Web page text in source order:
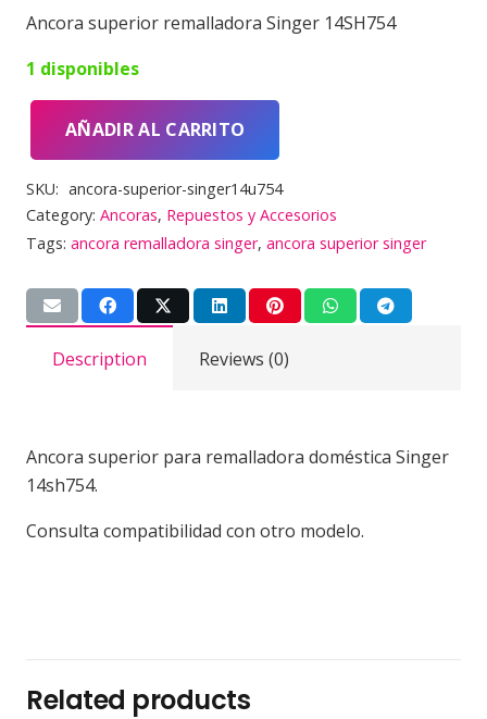
Ancora superior remalladora Singer 14SH754
1 disponibles
Ancora
14sh754
superior
cantidad
AÑADIR AL CARRITO
SKU: ancora-superior-singer14u754
Category: Ancoras, Repuestos y Accesorios
Tags: ancora remalladora singer, ancora superior singer
Description Reviews (0)
Ancora superior para remalladora doméstica Singer
14sh754.
Consulta compatibilidad con otro modelo.
Related products